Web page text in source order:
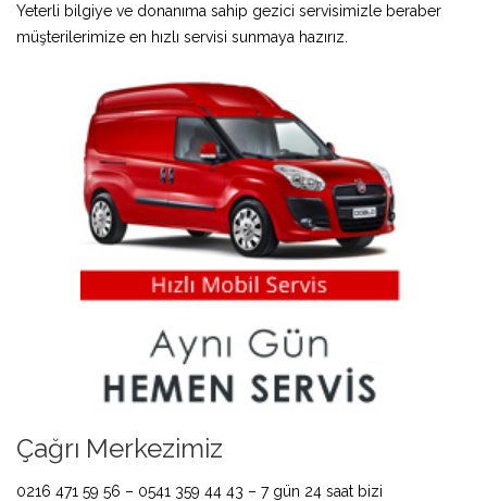
Yeterli bilgiye ve donanıma sahip gezici servisimizle beraber
müşterilerimize en hızlı servisi sunmaya hazırız.
Çağrı Merkezimiz
0216 471 59 56 – 0541 359 44 43 – 7 gün 24 saat bizi